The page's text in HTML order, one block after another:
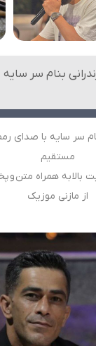
بنام سر
سر سایه با صدای
مستقیم
بالا به همراه متن
از مازنی موزیک